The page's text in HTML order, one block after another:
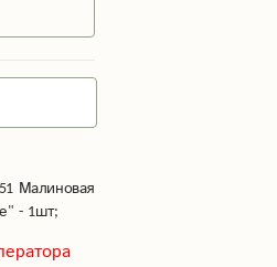
Малиновая
- 1шт;